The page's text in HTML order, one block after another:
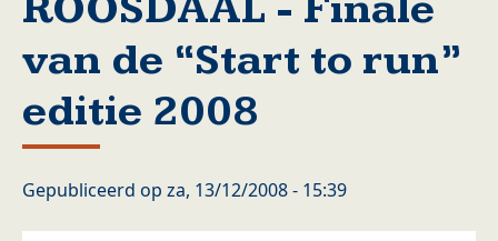
van de “Start to run”
editie 2008
Gepubliceerd op za, 13/12/2008 - 15:39